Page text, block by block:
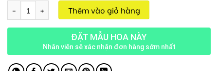
Lan Hồ Điệp M700 số lượngThêm vào giỏ hàng
ĐẶT MẪU HOA NÀY
Nhân viên sẽ xác nhận đơn hàng sớm nhất